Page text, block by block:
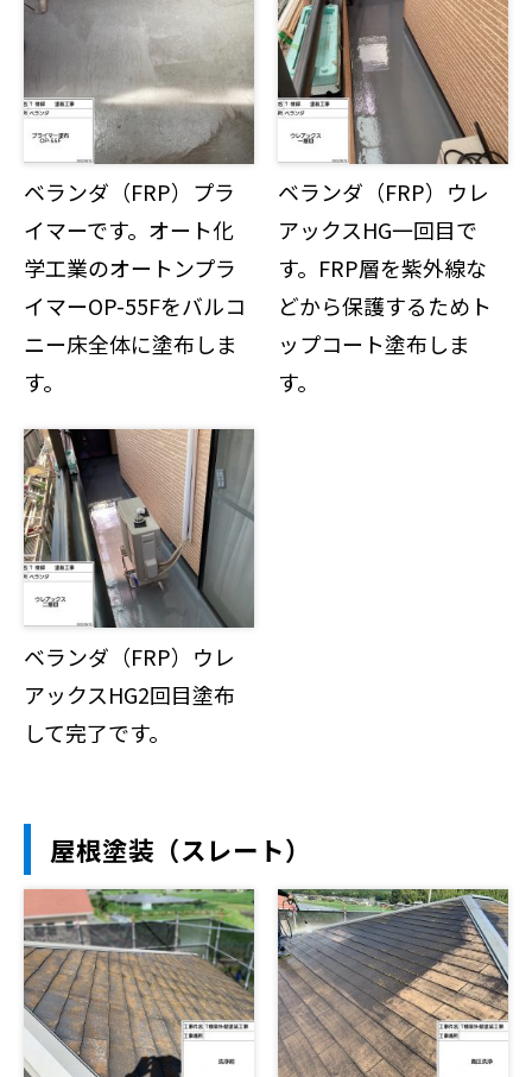
ベランダ（FRP）プラ
イマーです。オート化
学工業のオートンプラ
イマーOP-55Fをバルコ
ニー床全体に塗布しま
す。
ベランダ（FRP）ウレ
アックスHG一回目で
す。FRP層を紫外線な
どから保護するためト
ップコート塗布しま
す。
ベランダ（FRP）ウレ
アックスHG2回目塗布
して完了です。
屋根塗装（スレート）